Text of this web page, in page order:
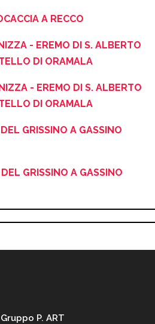
A RECCO
- EREMO DI S. ALBERTO
DI ORAMALA
- EREMO DI S. ALBERTO
DI ORAMALA
GRISSINO A GASSINO
GRISSINO A GASSINO
P. ART